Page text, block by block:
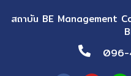
สถาบัน BE Management
096-